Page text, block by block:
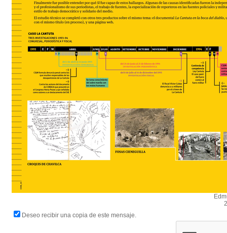
Deseo recibir una copia de este mensaje.